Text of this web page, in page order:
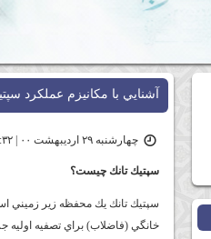
آشنايي با مكانيزم عملكرد
چهارشنبه ۲۹ اردیبهشت ۰۰ | ۱۴:۳۲
سپتيك تانك چيست؟
سپتيك تانك يك محفظه زير زميني
خانگي (فاضلاب) براي تصفيه اوليه